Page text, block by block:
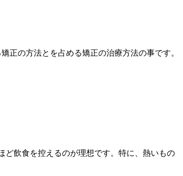
正の方法とを占める矯正の治療方法の事です。
ど飲食を控えるのが理想です。特に、熱いもの